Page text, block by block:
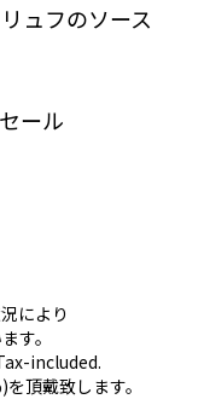
ュフのソース
ール
により
す。
included.
頂戴致します。